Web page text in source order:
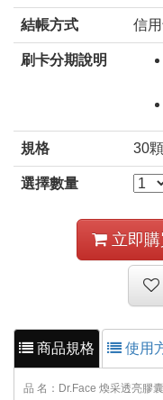
結帳方式 信
刷卡分期說明
規格 30
選擇數量
立即購
商品規格 使用
品 名：Dr.Face 煥采透亮膠囊